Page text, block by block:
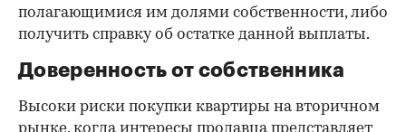
полагающимися им долями собственности, либо
получить справку об остатке данной выплаты.
Доверенность от собственника
Высоки риски покупки квартиры на вторичном
рынке, когда интересы продавца представляет